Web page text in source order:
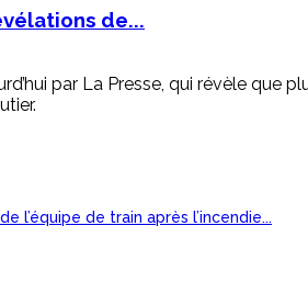
de...
par La Presse, qui révèle
l’équipe de train après l’incendie...